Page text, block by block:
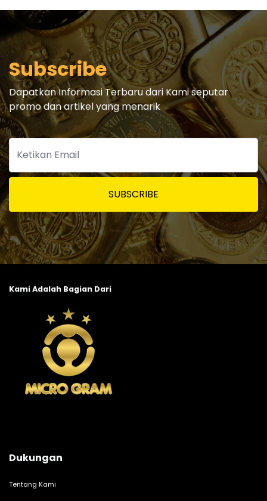
Subscribe
Dapatkan Informasi Terbaru dari Kami seputar
promo dan artikel yang menarik
SUBSCRIBE
Kami Adalah Bagian Dari
Dukungan
Tentang Kami